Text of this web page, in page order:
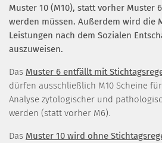
Muster 10 (M10), statt vorher Muster
werden müssen. Außerdem wird die
Leistungen nach dem Sozialen
auszuweisen.
Das Muster 6 entfällt mit
dürfen ausschließlich M10 Scheine
Analyse zytologischer und
werden (statt vorher M6).
Das Muster 10 wird ohne